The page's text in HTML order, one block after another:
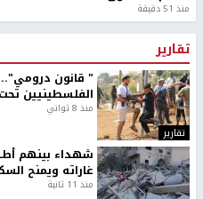
منذ 51 دقيقة
تقارير
تقارير
" قانون
الفلسطينيين
منذ 8 ثواني
شهداء بينهم
غاراته ويمنح
منذ 11 ثانية